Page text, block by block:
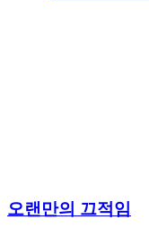
오랜만의 끄적임